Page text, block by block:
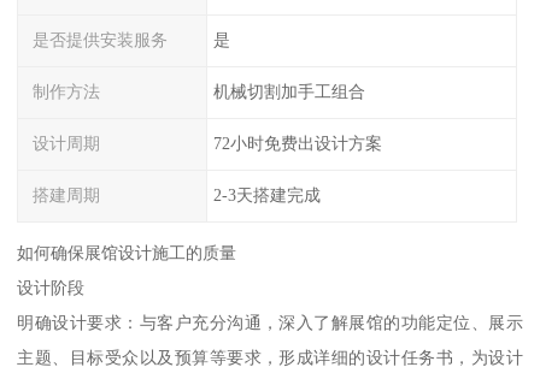
是否提供安装服务 是
制作方法 机械切割加手工组合
设计周期 72小时免费出设计方案
搭建周期 2-3天搭建完成
如何确保展馆设计施工的质量
设计阶段
明确设计要求：与客户充分沟通，深入了解展馆的功能定位、展示
主题、目标受众以及预算等要求，形成详细的设计任务书，为设计